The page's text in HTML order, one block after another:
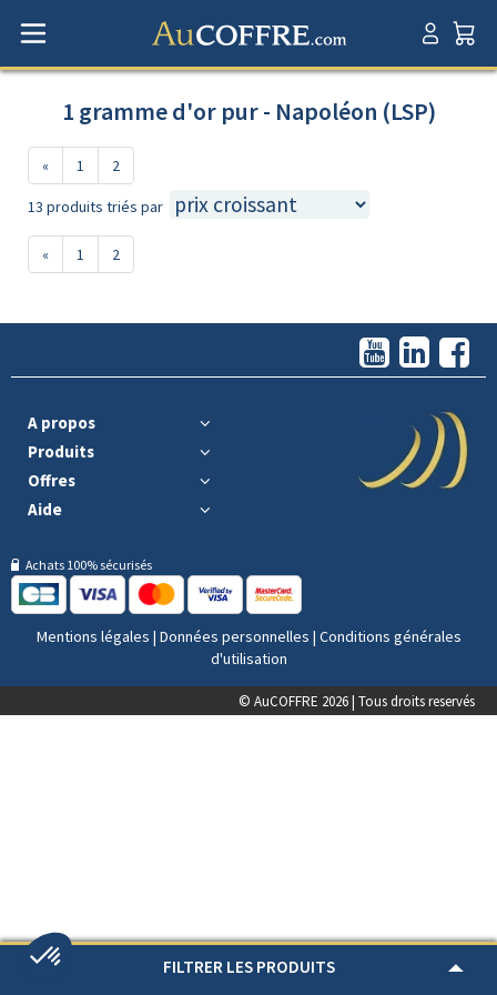
FILTRER LES PRODUITS
1 gramme d'or pur - Napoléon (LSP)
« 1 2
13 produits triés par
« 1 2
A propos
Produits
Offres
Aide
Achats 100% sécurisés
Mentions légales | Données personnelles | Conditions générales
d'utilisation
© AuCOFFRE 2026 | Tous droits reservés